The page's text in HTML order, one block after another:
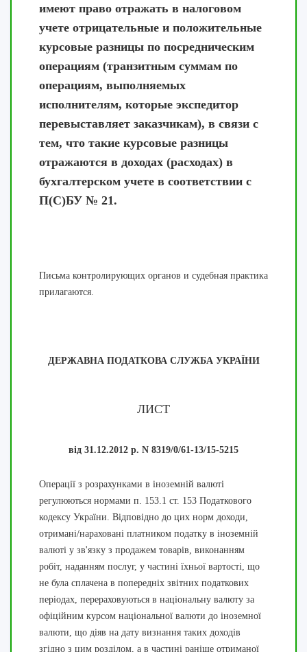
имеют право отражать в налоговом
учете отрицательные и положительные
курсовые разницы по посредническим
операциям (транзитным суммам по
операциям, выполняемых
исполнителям, которые экспедитор
перевыставляет заказчикам), в связи с
тем, что такие курсовые разницы
отражаются в доходах (расходах) в
бухгалтерском учете в соответствии с
П(С)БУ № 21.
Письма контролирующих органов и судебная практика
прилагаются.
ДЕРЖАВНА ПОДАТКОВА СЛУЖБА УКРАЇНИ
ЛИСТ
від 31.12.2012 р. N 8319/0/61-13/15-5215
Операції з розрахунками в іноземній валюті
регулюються нормами п. 153.1 ст. 153 Податкового
кодексу України. Відповідно до цих норм доходи,
отримані/нараховані платником податку в іноземній
валюті у зв'язку з продажем товарів, виконанням
робіт, наданням послуг, у частині їхньої вартості, що
не була сплачена в попередніх звітних податкових
періодах, перераховуються в національну валюту за
офіційним курсом національної валюти до іноземної
валюти, що діяв на дату визнання таких доходів
згідно з цим розділом, а в частині раніше отриманої